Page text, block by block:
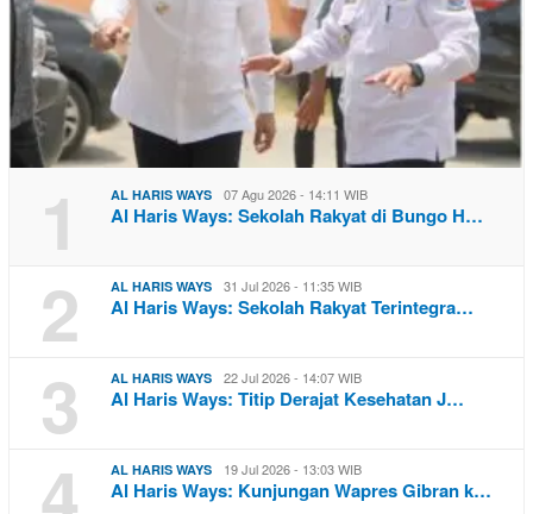
1 AL HARIS WAYS 07 Agu 2026 - 14:11 WIB
Al Haris Ways: Sekolah Rakyat di Bungo H…
2 AL HARIS WAYS 31 Jul 2026 - 11:35 WIB
Al Haris Ways: Sekolah Rakyat Terintegra…
3 AL HARIS WAYS 22 Jul 2026 - 14:07 WIB
Al Haris Ways: Titip Derajat Kesehatan J…
AL HARIS WAYS 19 Jul 2026 - 13:03 WIB
Al Haris Ways: Kunjungan Wapres Gibran k…